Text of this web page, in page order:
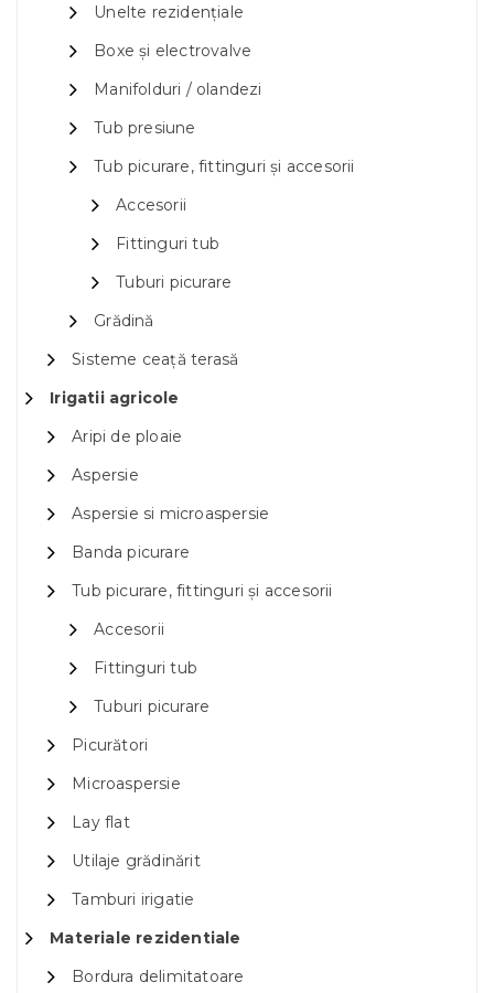
Unelte rezidențiale
Boxe și electrovalve
Manifolduri / olandezi
Tub presiune
Tub picurare, fittinguri și accesorii
Accesorii
Fittinguri tub
Tuburi picurare
Grădină
Sisteme ceață terasă
Irigatii agricole
Aripi de ploaie
Aspersie
Aspersie si microaspersie
Banda picurare
Tub picurare, fittinguri și accesorii
Accesorii
Fittinguri tub
Tuburi picurare
Picurători
Microaspersie
Lay flat
Utilaje grădinărit
Tamburi irigatie
Materiale rezidentiale
Bordura delimitatoare